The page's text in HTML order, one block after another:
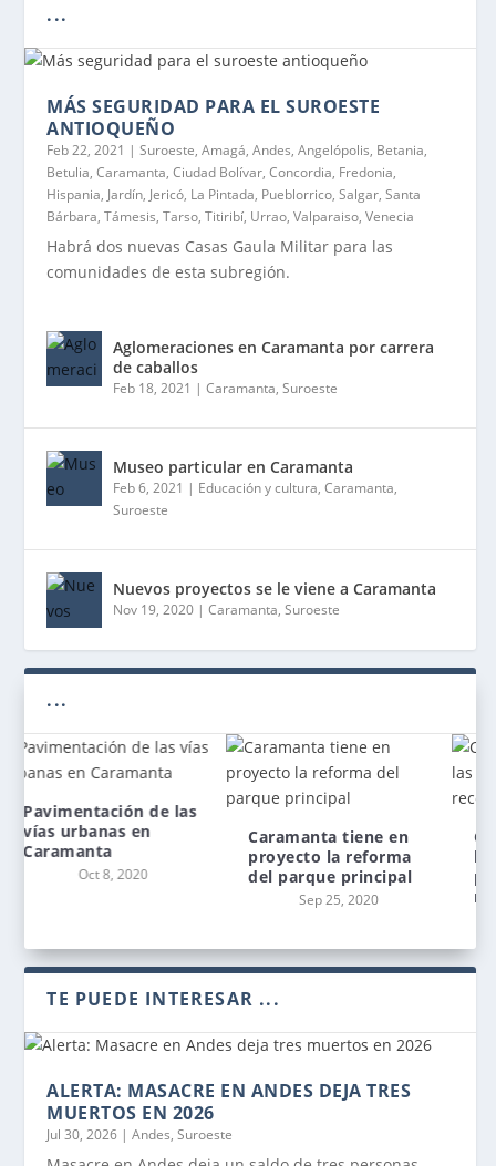
...
MÁS SEGURIDAD PARA EL SUROESTE
ANTIOQUEÑO
Feb 22, 2021 |Suroeste,Amagá,Andes,Angelópolis, Betania,
Betulia,Caramanta,Ciudad Bolívar,Concordia, Fredonia,
Hispania, Jardín, Jericó, La Pintada, Pueblorrico,Salgar,Santa
Bárbara,Támesis,Tarso,Titiribí, Urrao,Valparaiso,Venecia
Habrá dos nuevas Casas Gaula Militar para las
comunidades de esta subregión.
Aglomeraciones en Caramanta por carrera
de caballos
Feb 18, 2021 |Caramanta,Suroeste
Museo particular en Caramanta
Feb 6, 2021 | Educación y cultura,Caramanta,
Suroeste
Nuevos proyectos se le viene a Caramanta
Nov 19, 2020 |Caramanta,Suroeste
...
Caramanta tiene en
proyecto la reforma
del parque principal
Caramanta logró
llegar a las veredas
para la recolección de
residuos
TE PUEDE INTERESAR ...
ALERTA: MASACRE EN ANDES DEJA TRES
MUERTOS EN 2026
Jul 30, 2026 |Andes,Suroeste